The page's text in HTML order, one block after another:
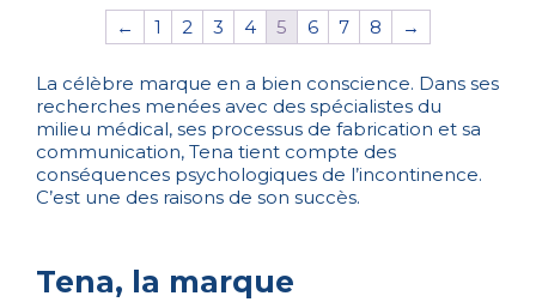
← 1 2 3 4 5 6 7 8 →
La célèbre marque en a bien conscience. Dans ses
recherches menées avec des spécialistes du
milieu médical, ses processus de fabrication et sa
communication, Tena tient compte des
conséquences psychologiques de l’incontinence.
C’est une des raisons de son succès.
Tena, la marque